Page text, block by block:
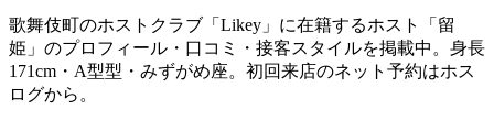
歌舞伎町のホストクラブ「Likey」に在籍するホスト「留
姫」のプロフィール・口コミ・接客スタイルを掲載中。身長
171cm・A型型・みずがめ座。初回来店のネット予約はホス
ログから。